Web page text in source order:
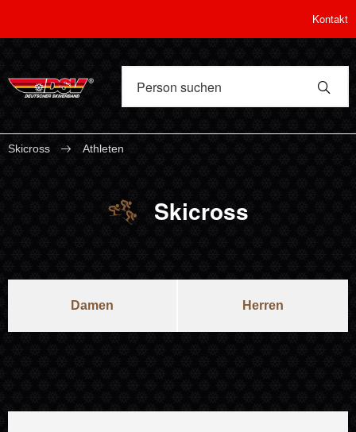
Kontakt
Skicross Athleten
Skicross
Damen Herren